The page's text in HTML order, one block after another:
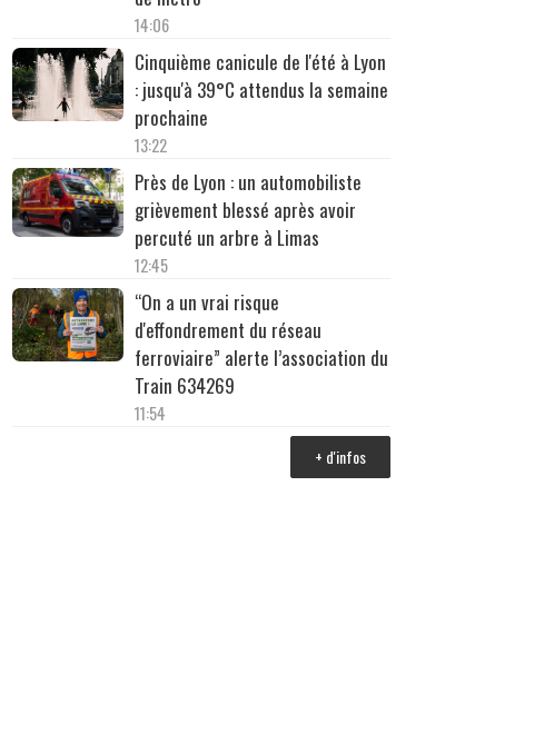
14:06
Cinquième canicule de l'été à Lyon
: jusqu'à 39°C attendus la semaine
prochaine
13:22
Près de Lyon : un automobiliste
grièvement blessé après avoir
percuté un arbre à Limas
12:45
“On a un vrai risque
d'effondrement du réseau
ferroviaire” alerte l’association du
Train 634269
11:54
+ d'infos